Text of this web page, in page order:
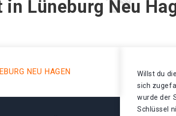
Lüneburg Neu
NEU HAGEN
Willst du
sich
wurde der
Schlüssel